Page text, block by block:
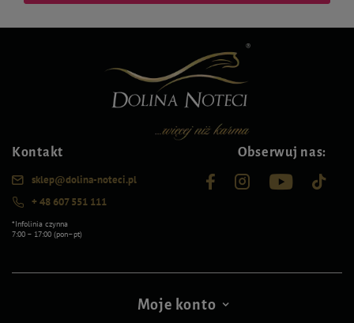
Kontakt
sklep@dolina-noteci.pl
+ 48 607 551 111
*Infolinia czynna
7:00 – 17:00 (pon–pt)
Obserwuj nas:
Moje konto